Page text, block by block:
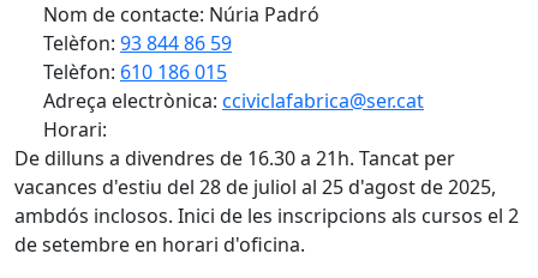
Nom de contacte: Núria Padró
Telèfon: 93 844 86 59
Telèfon: 610 186 015
Adreça electrònica: cciviclafabrica@ser.cat
Horari:
De dilluns a divendres de 16.30 a 21h. Tancat per
vacances d'estiu del 28 de juliol al 25 d'agost de 2025,
ambdós inclosos. Inici de les inscripcions als cursos el 2
de setembre en horari d'oficina.